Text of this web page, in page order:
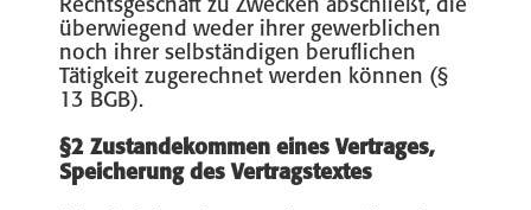
Rechtsgeschäft zu Zwecken abschließt, die
überwiegend weder ihrer gewerblichen
noch ihrer selbständigen beruflichen
Tätigkeit zugerechnet werden können (§
13 BGB).
§2 Zustandekommen eines Vertrages,
Speicherung des Vertragstextes